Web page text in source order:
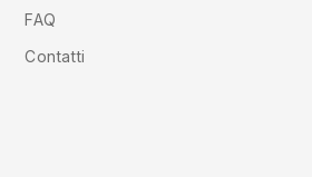
FAQ
Contatti